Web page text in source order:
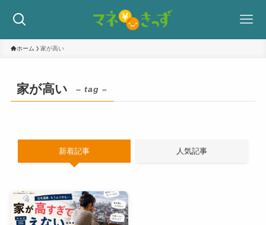
ホーム 家が高い
家が高い – tag –
新着記事 人気記事